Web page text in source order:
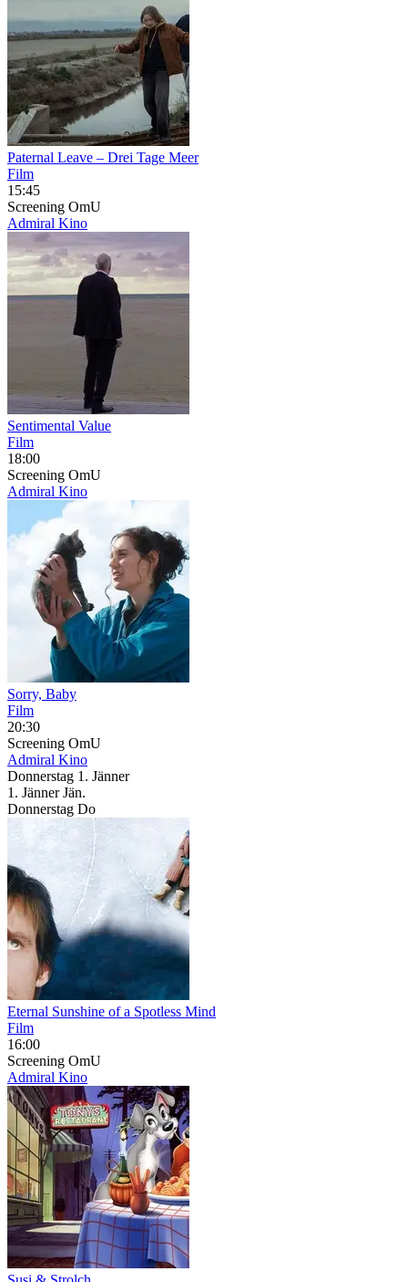
Paternal Leave – Drei Tage Meer
Film
15:45
Screening OmU
Admiral Kino
Sentimental Value
Film
18:00
Screening OmU
Admiral Kino
Sorry, Baby
Film
20:30
Screening OmU
Admiral Kino
Donnerstag 1. Jänner
1. Jänner Jän.
Donnerstag Do
Eternal Sunshine of a Spotless Mind
Film
16:00
Screening OmU
Admiral Kino